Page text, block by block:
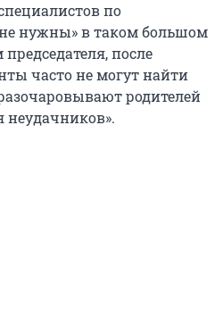
по
нужны» в таком большом
после
часто не могут найти
родителей
неудачников».